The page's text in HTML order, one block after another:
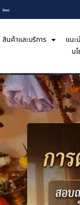
สินค้าและบริการ แนะ
น